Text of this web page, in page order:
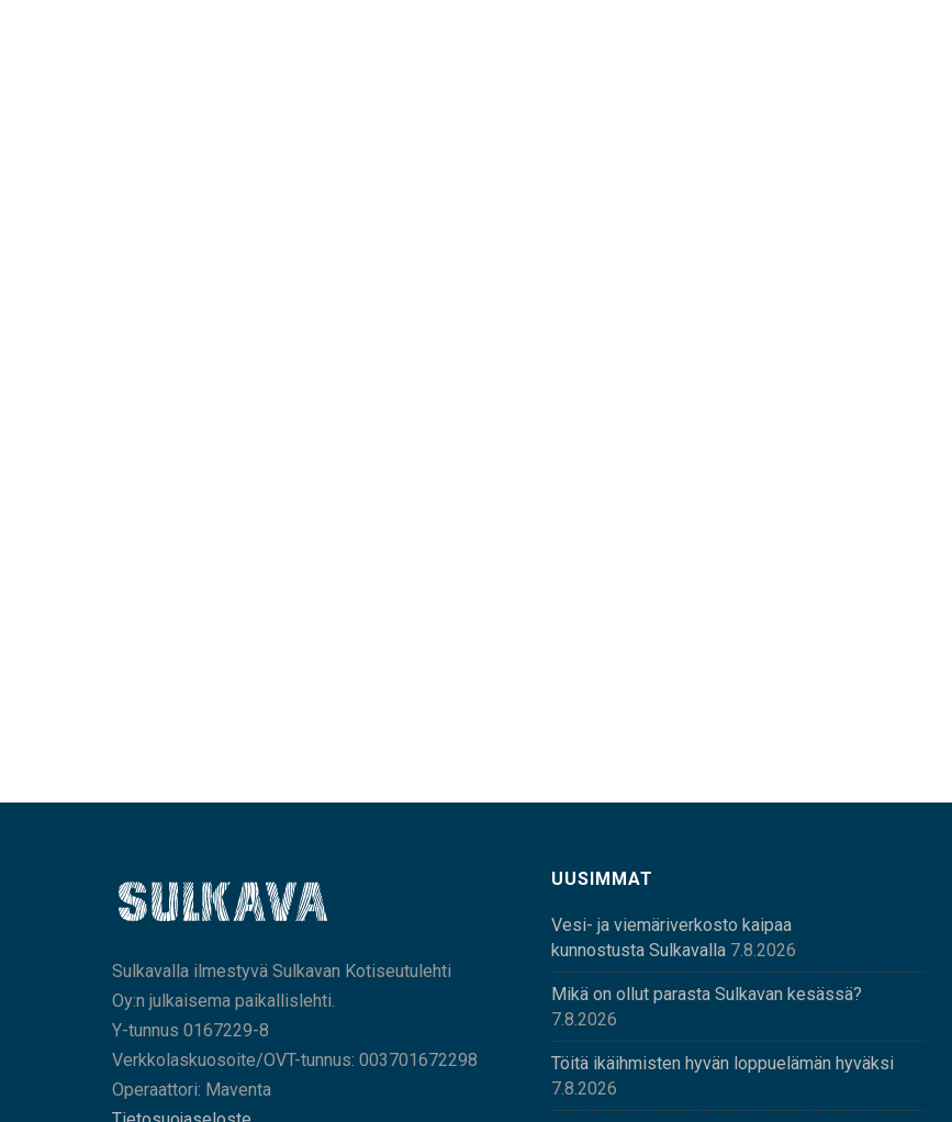
Sulkavalla ilmestyvä Sulkavan Kotiseutulehti
Oy:n julkaisema paikallislehti.
Y-tunnus 0167229-8
Verkkolaskuosoite/OVT-tunnus: 003701672298
Operaattori: Maventa
UUSIMMAT
Vesi- ja viemäriverkosto kaipaa
kunnostusta Sulkavalla 7.8.2026
Mikä on ollut parasta Sulkavan kesässä?
7.8.2026
Töitä ikäihmisten hyvän loppuelämän hyväksi
7.8.2026